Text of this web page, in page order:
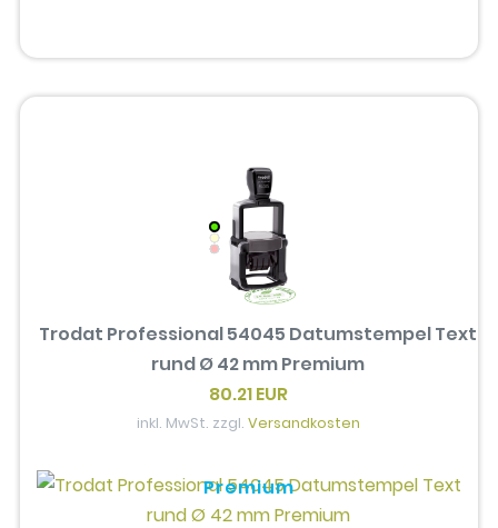
Trodat Professional 54045 Datumstempel Text
rund Ø 42 mm Premium
80.21 EUR
inkl. MwSt. zzgl.Versandkosten
Premium